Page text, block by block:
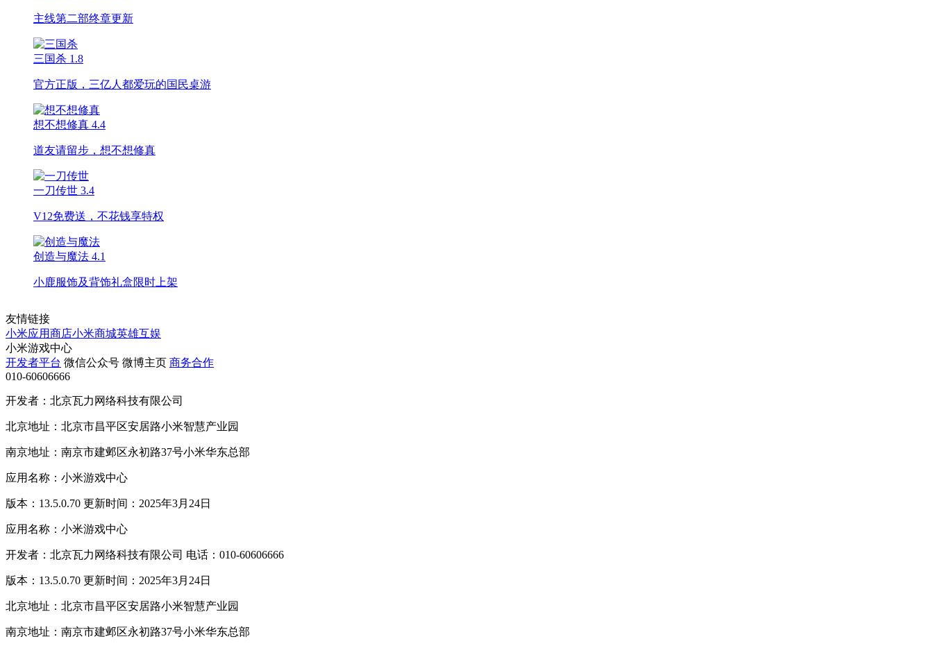
主线第二部终章更新
三国杀 1.8
官方正版，三亿人都爱玩的国民桌游
想不想修真 4.4
道友请留步，想不想修真
一刀传世 3.4
V12免费送，不花钱享特权
创造与魔法 4.1
小鹿服饰及背饰礼盒限时上架
友情链接
小米应用商店小米商城英雄互娱
小米游戏中心
开发者平台 微信公众号 微博主页 商务合作
010-60606666
开发者：北京瓦力网络科技有限公司
北京地址：北京市昌平区安居路小米智慧产业园
南京地址：南京市建邺区永初路37号小米华东总部
应用名称：小米游戏中心
版本：13.5.0.70 更新时间：2025年3月24日
应用名称：小米游戏中心
开发者：北京瓦力网络科技有限公司 电话：010-60606666
版本：13.5.0.70 更新时间：2025年3月24日
北京地址：北京市昌平区安居路小米智慧产业园
南京地址：南京市建邺区永初路37号小米华东总部